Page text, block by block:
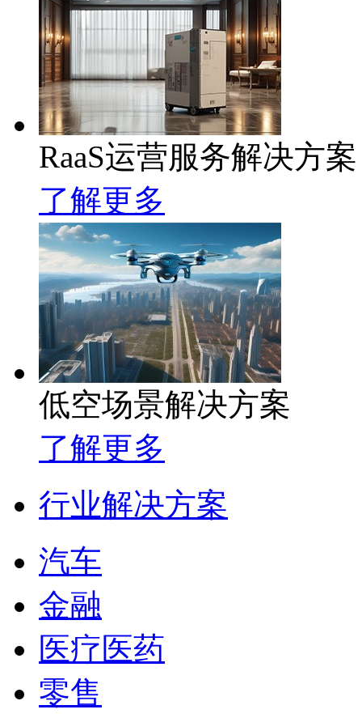
RaaS运营服务解决方案
了解更多
低空场景解决方案
了解更多
行业解决方案
汽车
金融
医疗医药
零售